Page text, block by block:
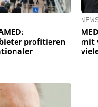
profitieren
NEWS
mit